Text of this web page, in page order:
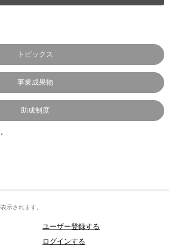
トピックス
事業成果物
助成制度
示されます。
ユーザー登録する
ログインする